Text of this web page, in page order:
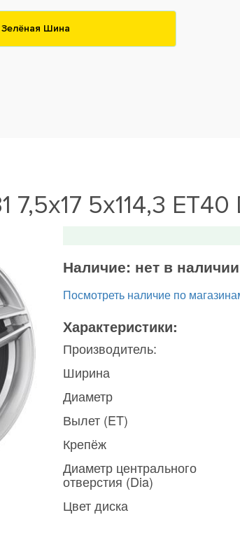
Шина
5x114,3 ET40
Наличие: нет в наличии
Посмотреть наличие по
Характеристики:
Производитель:
Ширина
Диаметр
Вылет (ET)
Крепёж
Диаметр центрального
отверстия (Dia)
Цвет диска